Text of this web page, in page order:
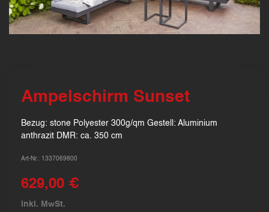
Ampelschirm Sunset
Bezug: stone Polyester 300g/qm Gestell: Aluminium
anthrazit DMR: ca. 350 cm
Art-Nr.: 1337069800
629,00 €
inkl. MwSt.